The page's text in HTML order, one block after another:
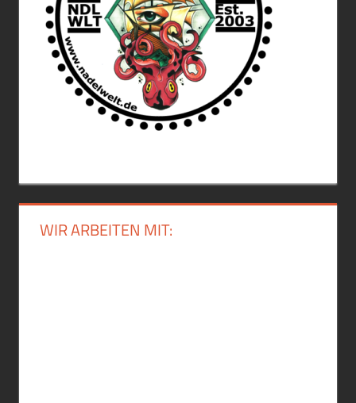
WIR ARBEITEN MIT: